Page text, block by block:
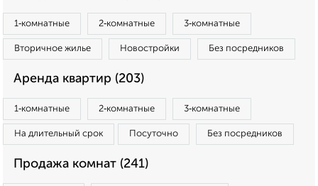
1‑комнатные 2‑комнатные 3‑комнатные
Вторичное жилье Новостройки Без посредников
Аренда квартир (203)
1‑комнатные 2‑комнатные 3‑комнатные
На длительный срок Посуточно Без посредников
Продажа комнат (241)